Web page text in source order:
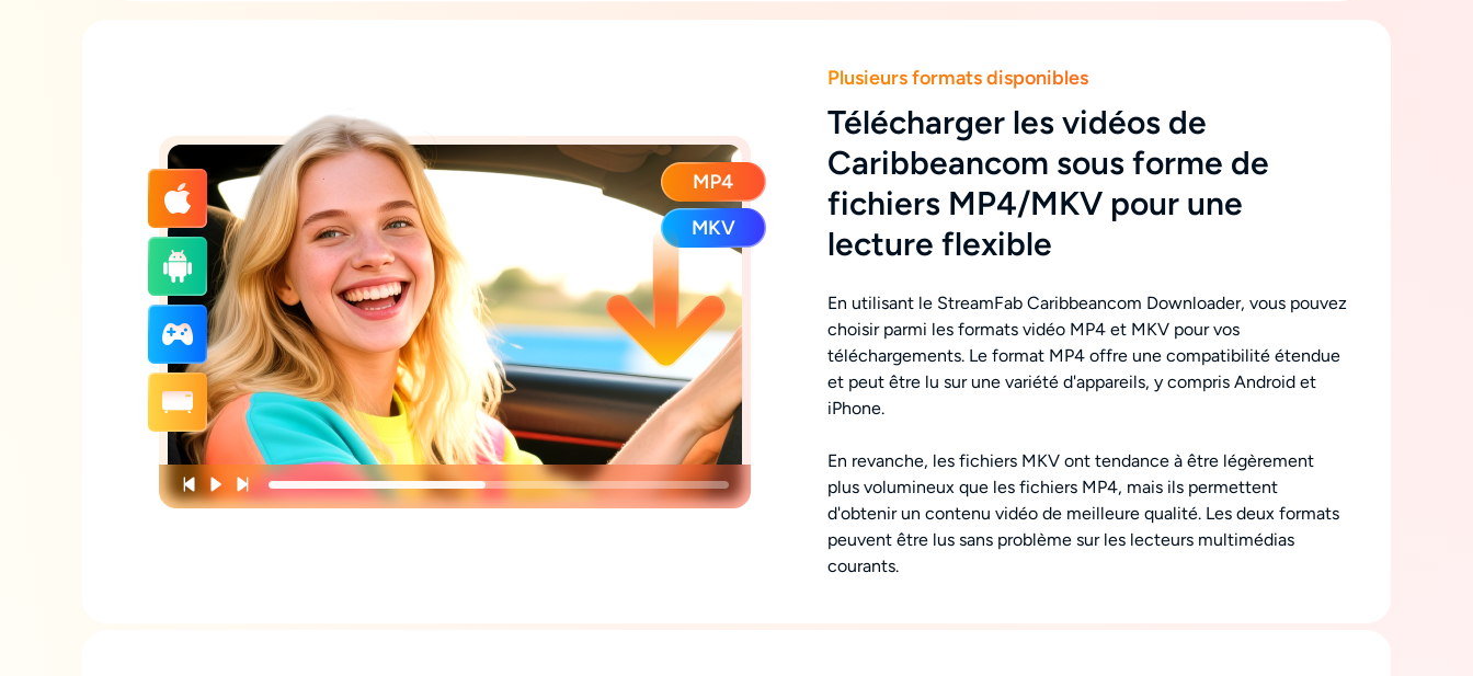
Plusieurs formats disponibles
Télécharger les vidéos de
Caribbeancom sous forme de
fichiers MP4/MKV pour une
lecture flexible
En utilisant le StreamFab Caribbeancom Downloader, vous pouvez
choisir parmi les formats vidéo MP4 et MKV pour vos
téléchargements. Le format MP4 offre une compatibilité étendue
et peut être lu sur une variété d'appareils, y compris Android et
iPhone.
En revanche, les fichiers MKV ont tendance à être légèrement
plus volumineux que les fichiers MP4, mais ils permettent
d'obtenir un contenu vidéo de meilleure qualité. Les deux formats
peuvent être lus sans problème sur les lecteurs multimédias
courants.